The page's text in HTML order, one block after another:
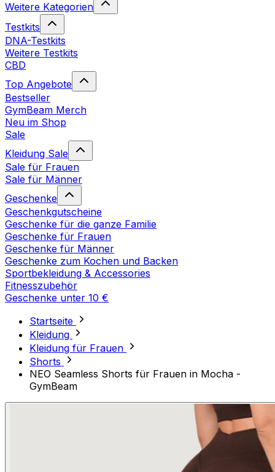
Weitere Kategorien
Testkits
DNA-Testkits
Weitere Testkits
CBD
Top Angebote
Bestseller
GymBeam Merch
Neu im Shop
Sale
Kleidung Sale
Sale für Frauen
Sale für Männer
Geschenke
Geschenkgutscheine
Geschenke für die ganze Familie
Geschenke für Frauen
Geschenke für Männer
Geschenke zum Kochen und Backen
Sportbekleidung & Accessories
Fitnesszubehör
Geschenke unter 10 €
Startseite
Kleidung
Kleidung für Frauen
Shorts
NEO Seamless Shorts für Frauen in Mocha -
GymBeam